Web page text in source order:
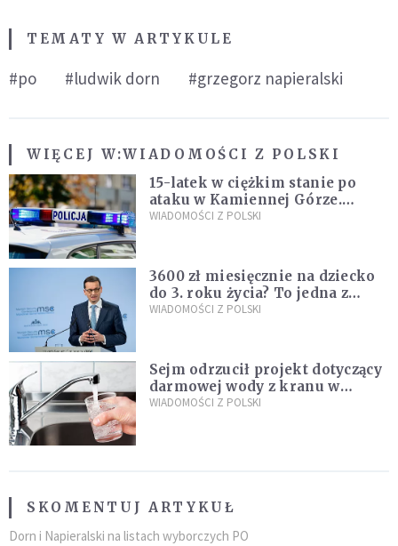
TEMATY W ARTYKULE
#po #ludwik dorn #grzegorz napieralski
WIĘCEJ W:WIADOMOŚCI Z POLSKI
15-latek w ciężkim stanie po
ataku w Kamiennej Górze.
Policja zatrzymała dwóch
WIADOMOŚCI Z POLSKI
3600 zł miesięcznie na dziecko
do 3. roku życia? To jedna z
propozycji programu "Rozwój
WIADOMOŚCI Z POLSKI
Sejm odrzucił projekt dotyczący
darmowej wody z kranu w
restauracjach
WIADOMOŚCI Z POLSKI
SKOMENTUJ ARTYKUŁ
Dorn i Napieralski na listach wyborczych PO